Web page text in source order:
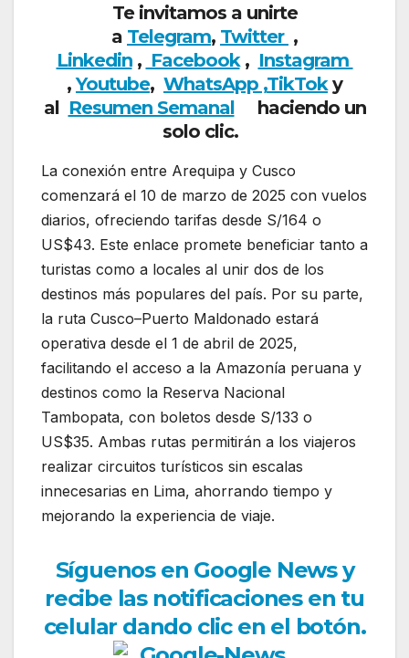
Te invitamos a unirte
a Telegram, Twitter ,
Linkedin, Facebook, Instagram
,Youtube, WhatsApp ,TikToky
al Resumen Semanalhaciendo un
solo clic.
La conexión entre Arequipa y Cusco
comenzará el 10 de marzo de 2025 con vuelos
diarios, ofreciendo tarifas desde S/164 o
US$43. Este enlace promete beneficiar tanto a
turistas como a locales al unir dos de los
destinos más populares del país. Por su parte,
la ruta Cusco–Puerto Maldonado estará
operativa desde el 1 de abril de 2025,
facilitando el acceso a la Amazonía peruana y
destinos como la Reserva Nacional
Tambopata, con boletos desde S/133 o
US$35. Ambas rutas permitirán a los viajeros
realizar circuitos turísticos sin escalas
innecesarias en Lima, ahorrando tiempo y
mejorando la experiencia de viaje.
Síguenos en Google News y
recibe las notificaciones en tu
celular dando clic en el botón.